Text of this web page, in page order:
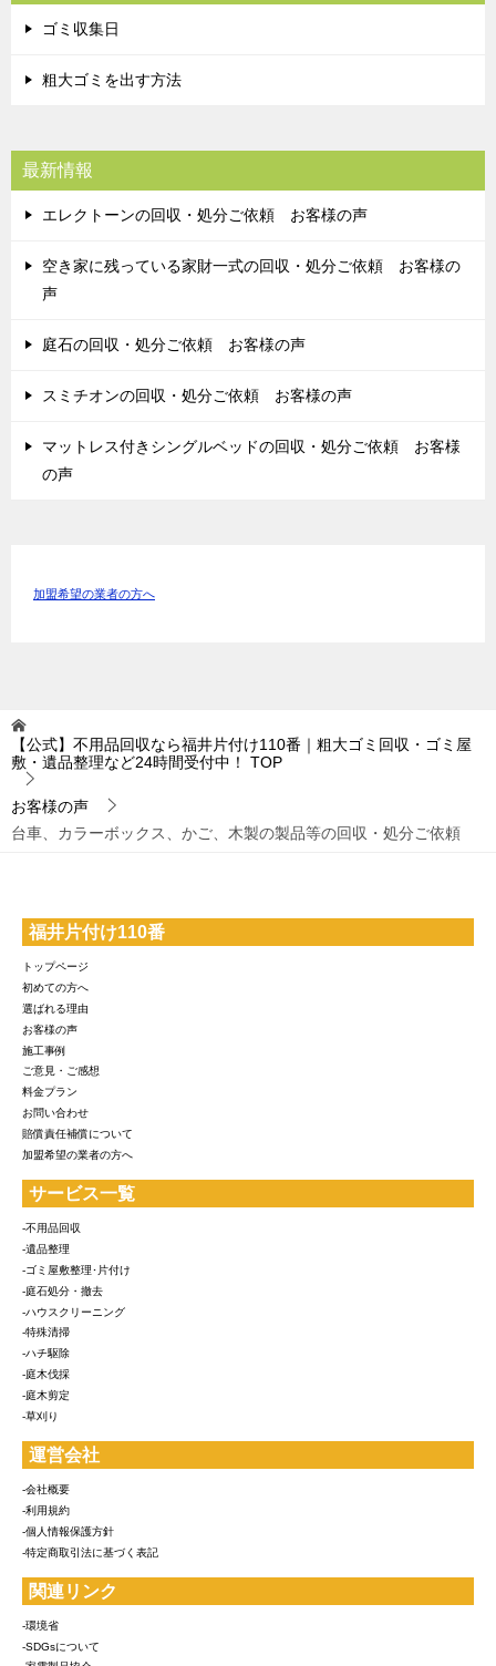
ゴミ収集日
粗大ゴミを出す方法
最新情報
エレクトーンの回収・処分ご依頼 お客様の声
空き家に残っている家財一式の回収・処分ご依頼 お客様の
声
庭石の回収・処分ご依頼 お客様の声
スミチオンの回収・処分ご依頼 お客様の声
マットレス付きシングルベッドの回収・処分ご依頼 お客様
の声
加盟希望の業者の方へ
【公式】不用品回収なら福井片付け110番｜粗大ゴミ回収・ゴミ屋
敷・遺品整理など24時間受付中！
TOP
お客様の声
台車、カラーボックス、かご、木製の製品等の回収・処分ご依頼
福井片付け110番
トップページ
初めての方へ
選ばれる理由
お客様の声
施工事例
ご意見・ご感想
料金プラン
お問い合わせ
賠償責任補償について
加盟希望の業者の方へ
サービス一覧
-不用品回収
-遺品整理
-ゴミ屋敷整理･片付け
-庭石処分・撤去
-ハウスクリーニング
-特殊清掃
-ハチ駆除
-庭木伐採
-庭木剪定
-草刈り
運営会社
-会社概要
-利用規約
-個人情報保護方針
-特定商取引法に基づく表記
関連リンク
-環境省
-SDGsについて